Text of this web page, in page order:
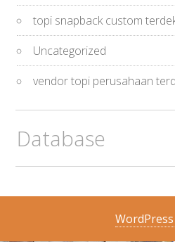
topi snapback custom
Uncategorized
vendor topi perusahaan
Database